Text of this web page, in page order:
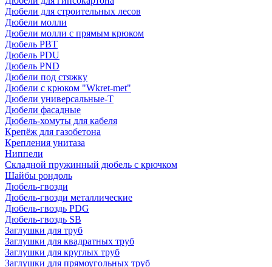
Дюбели для строительных лесов
Дюбели молли
Дюбели молли с прямым крюком
Дюбель PBT
Дюбель PDU
Дюбель PND
Дюбели под стяжку
Дюбели с крюком "Wkret-met"
Дюбели универсальные-Т
Дюбели фасадные
Дюбель-хомуты для кабеля
Крепёж для газобетона
Крепления унитаза
Ниппели
Складной пружинный дюбель с крючком
Шайбы рондоль
Дюбель-гвозди
Дюбель-гвозди металлические
Дюбель-гвоздь PDG
Дюбель-гвоздь SB
Заглушки для труб
Заглушки для квадратных труб
Заглушки для круглых труб
Заглушки для прямоугольных труб